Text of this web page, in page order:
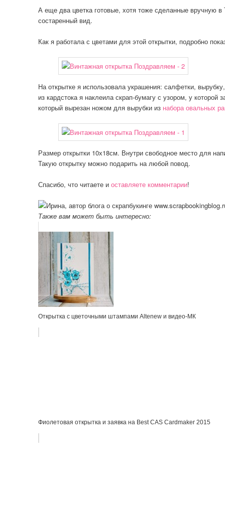
А еще два цветка готовые, хотя тоже сделанные вручную
состаренный вид.
Как я работала с цветами для этой открытки, подробно
На открытке я использовала украшения: салфетки,
из кардстока я наклеила скрап-бумагу с узором, у
который вырезан ножом для вырубки из набора овальных
Размер открытки 10х18см. Внутри свободное место для
Такую открытку можно подарить на любой повод.
Спасибо, что читаете и оставляете комментарии!
Также вам может быть интересно:
Открытка с цветочными штампами Altenew и видео-МК
Фиолетовая открытка и заявка на Best CAS Cardmaker 2015